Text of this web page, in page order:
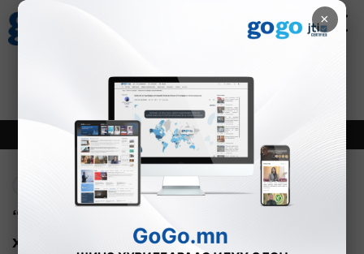
×
Зурхай
8.10
Онцлох Шинэ
“Эрдэнэс Тавантолгой” он гарснаас
хойш 3.3 сая тонн нүүрс борлуулжээ